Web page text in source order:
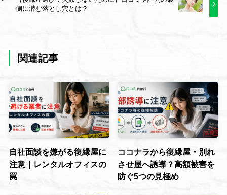
側に潜む落とし穴とは？
関連記事
自社面談を嫌がる復縁屋に
注意｜レンタルオフィスの
罠
ココナラから復縁屋・別れ
させ屋へ誘導？高額被害を
防ぐ5つの見極め